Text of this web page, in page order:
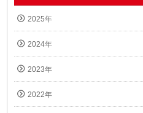
2025年
2024年
2023年
2022年